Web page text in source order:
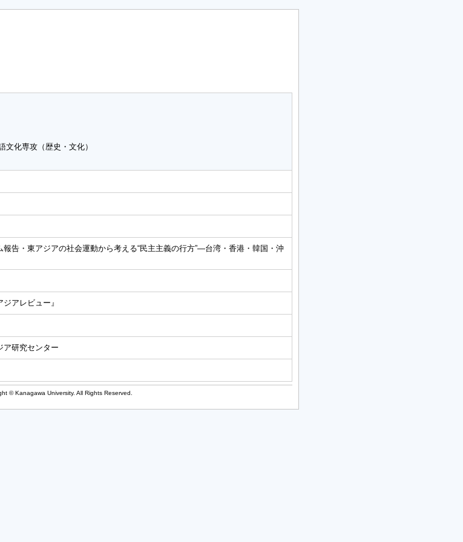
化専攻（歴史・文化）
報告・東アジアの社会運動から考える“民主主義の行方”―台湾・香港・韓国・沖
ジアレビュー』
ア研究センター
© Kanagawa University. All Rights Reserved.